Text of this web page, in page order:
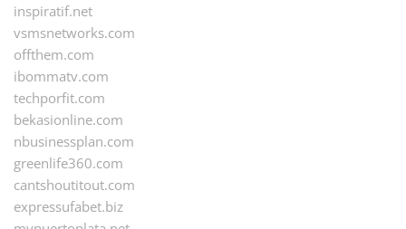
inspiratif.net
vsmsnetworks.com
offthem.com
ibommatv.com
techporfit.com
bekasionline.com
nbusinessplan.com
greenlife360.com
cantshoutitout.com
expressufabet.biz